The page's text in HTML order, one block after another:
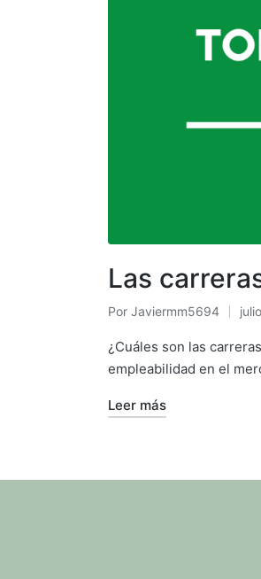
Las
Por Javiermm5694
¿Cuáles son las
empleabilidad en el
Leer más